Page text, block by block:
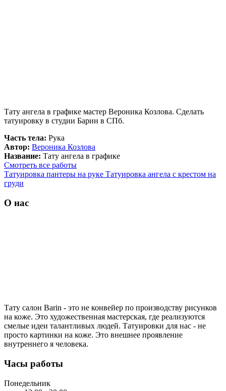
Тату ангела в графике мастер Вероника Козлова. Сделать
татуировку в студии Барин в СПб.
Часть тела: Рука
Автор: Вероника Козлова
Название: Тату ангела в графике
Смотреть все работы
Татуировка пантеры на руке Татуировка ангела с крестом на
груди
О нас
Тату салон Barin - это не конвейер по производству рисунков
на коже. Это художественная мастерская, где реализуются
смелые идеи талантливых людей. Татуировки для нас - не
просто картинки на коже. Это внешнее проявление
внутреннего я человека.
Часы работы
Понедельник